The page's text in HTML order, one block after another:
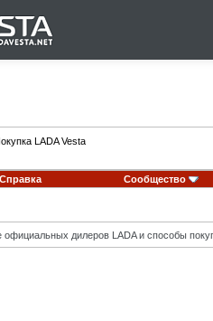
LADA Vesta
Справка Сообщество
дилеров LADA и способы